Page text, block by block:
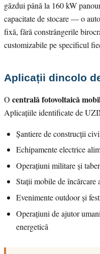
găzdui până la 160 kW
capacitate de stocare — o
fixă, fără constrângerile
customizabile pe specificul
Aplicații dincolo
O centrală fotovoltaică
Aplicațiile identificate de
Șantiere de construcții
Echipamente electrice
Operațiuni militare și
Stații mobile de încărcare
Evenimente outdoor și
Operațiuni de ajutor
energetică